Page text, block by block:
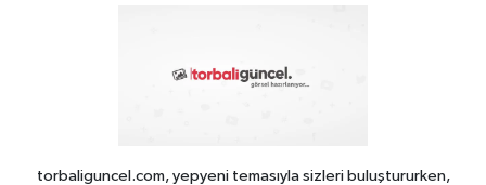
torbaliguncel.com, yepyeni temasıyla sizleri buluştururken,